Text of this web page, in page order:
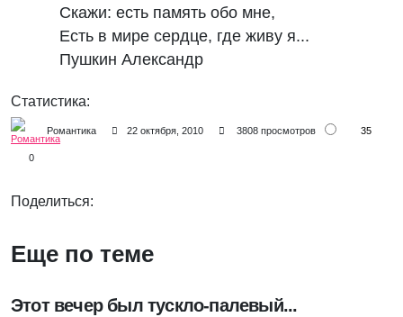
Скажи: есть память обо мне,
Есть в мире сердце, где живу я...
Пушкин Александр
Статистика:
Романтика 22 октября, 2010 3808 просмотров 35
0
Поделиться:
Еще по теме
Этот вечер был тускло-палевый...